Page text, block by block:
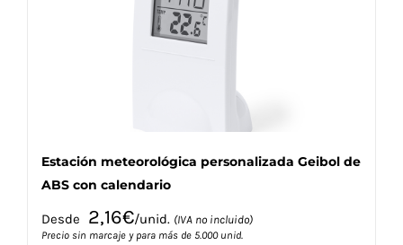
elegir
en
Estación meteorológica personalizada Geibol de
ABS con calendario
Desde 2,16€/unid. (IVA no incluido)
Precio sin marcaje y para más de 5.000 unid.